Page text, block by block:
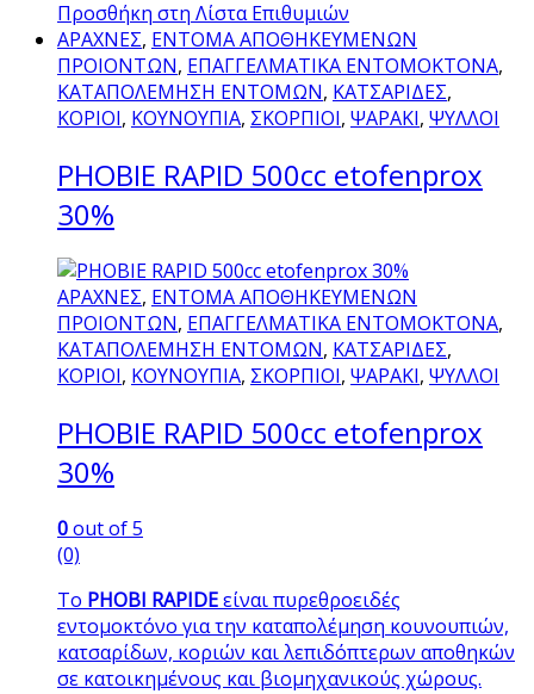
Προσθήκη στη Λίστα Επιθυμιών
ΑΡΑΧΝΕΣ, ΕΝΤΟΜΑ ΑΠΟΘΗΚΕΥΜΕΝΩΝ
ΠΡΟΙΟΝΤΩΝ, ΕΠΑΓΓΕΛΜΑΤΙΚΑ ΕΝΤΟΜΟΚΤΟΝΑ,
ΚΑΤΑΠΟΛΕΜΗΣΗ ΕΝΤΟΜΩΝ, ΚΑΤΣΑΡΙΔΕΣ,
ΚΟΡΙΟΙ, ΚΟΥΝΟΥΠΙΑ, ΣΚΟΡΠΙΟΙ, ΨΑΡΑΚΙ, ΨΥΛΛΟΙ
PHOBIE RAPID 500cc etofenprox
30%
ΑΡΑΧΝΕΣ, ΕΝΤΟΜΑ ΑΠΟΘΗΚΕΥΜΕΝΩΝ
ΠΡΟΙΟΝΤΩΝ, ΕΠΑΓΓΕΛΜΑΤΙΚΑ ΕΝΤΟΜΟΚΤΟΝΑ,
ΚΑΤΑΠΟΛΕΜΗΣΗ ΕΝΤΟΜΩΝ, ΚΑΤΣΑΡΙΔΕΣ,
ΚΟΡΙΟΙ, ΚΟΥΝΟΥΠΙΑ, ΣΚΟΡΠΙΟΙ, ΨΑΡΑΚΙ, ΨΥΛΛΟΙ
PHOBIE RAPID 500cc etofenprox
30%
0out of 5
(0)
Το PHOBI RAPIDEείναι πυρεθροειδές
εντομοκτόνο για την καταπολέμηση κουνουπιών,
κατσαρίδων, κοριών και λεπιδόπτερων αποθηκών
σε κατοικημένους και βιομηχανικούς χώρους.